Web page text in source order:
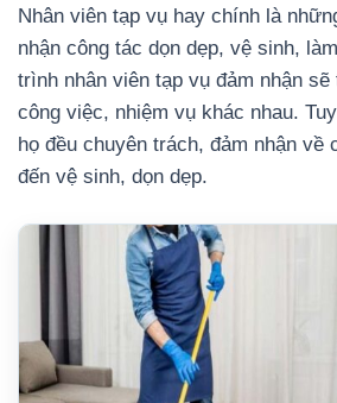
Nhân viên tạp vụ hay chính là
nhận công tác dọn dẹp, vệ sinh,
trình nhân viên tạp vụ đảm nhận
công việc, nhiệm vụ khác nhau.
họ đều chuyên trách, đảm nhận về
đến vệ sinh, dọn dẹp.